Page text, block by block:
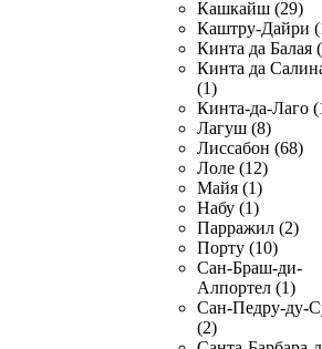
Кашкайш (29)
Каштру-Дайри
Кинта да Балая
Кинта да
(1)
Кинта-да-Лаго
Лагуш (8)
Лиссабон (68)
Лоле (12)
Майя (1)
Набу (1)
Парражил (2)
Порту (10)
Сан-Браш-ди-
Алпортел (1)
Сан-Педру-ду-
(2)